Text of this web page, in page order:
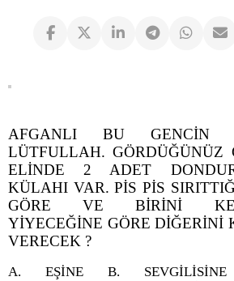
AFGANLI BU GENCİN
LÜTFULLAH. GÖRDÜĞÜNÜZ
ELİNDE 2 ADET
KÜLAHI VAR. PİS PİS
GÖRE VE BİRİNİ
YİYECEĞİNE GÖRE DİĞERİNİ
VERECEK ?
A. EŞİNE B.